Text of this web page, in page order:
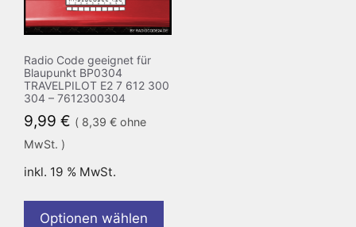
Radio Code geeignet für
Blaupunkt BP0304
TRAVELPILOT E2 7 612 300
304 – 7612300304
9,99 € ( 8,39 € ohne
MwSt. )
inkl. 19 % MwSt.
Optionen wählen